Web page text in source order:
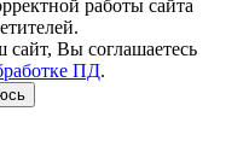
работы сайта
Вы соглашаетесь
ПД.